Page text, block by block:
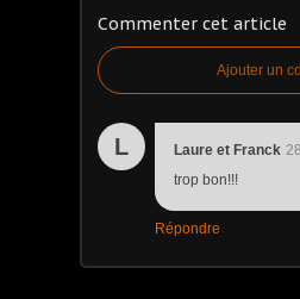
Commenter cet article
Ajouter un
L Laure et Franck
trop bon!!!
Répondre